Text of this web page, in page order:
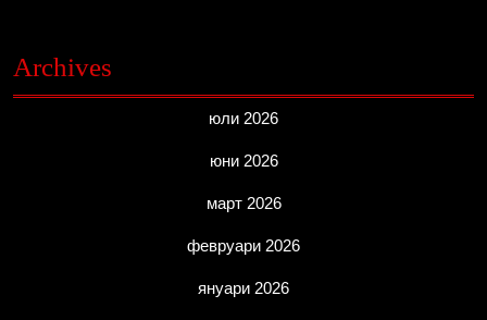
Archives
юли 2026
юни 2026
март 2026
февруари 2026
януари 2026